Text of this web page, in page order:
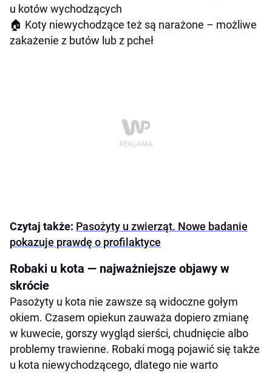
Jak często odrobaczać kota?
Jak zapobiegać zakażeniom pasożytami u
kotów?
u kotów wychodzących
🏠 Koty niewychodzące też są narażone – możliwe
zakażenie z butów lub z pcheł
Czytaj także: Pasożyty u zwierząt. Nowe badanie
pokazuje prawdę o profilaktyce
Robaki u kota — najważniejsze objawy w
skrócie
Pasożyty u kota nie zawsze są widoczne gołym
okiem. Czasem opiekun zauważa dopiero zmianę
w kuwecie, gorszy wygląd sierści, chudnięcie albo
problemy trawienne. Robaki mogą pojawić się także
u kota niewychodzącego, dlatego nie warto